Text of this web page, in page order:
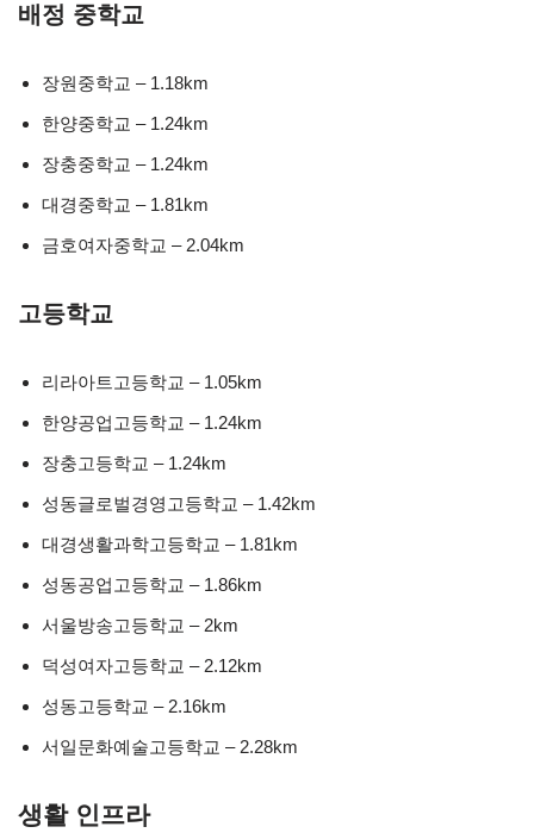
배정 중학교
장원중학교 – 1.18km
한양중학교 – 1.24km
장충중학교 – 1.24km
대경중학교 – 1.81km
금호여자중학교 – 2.04km
고등학교
리라아트고등학교 – 1.05km
한양공업고등학교 – 1.24km
장충고등학교 – 1.24km
성동글로벌경영고등학교 – 1.42km
대경생활과학고등학교 – 1.81km
성동공업고등학교 – 1.86km
서울방송고등학교 – 2km
덕성여자고등학교 – 2.12km
성동고등학교 – 2.16km
서일문화예술고등학교 – 2.28km
생활 인프라